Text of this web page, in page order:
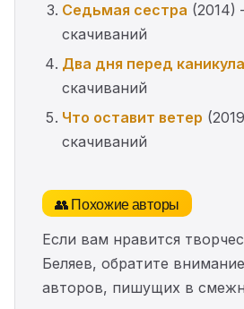
Седьмая сестра (2014)
скачиваний
Два дня перед
скачиваний
Что оставит ветер
скачиваний
👥 Похожие авторы
Если вам нравится
Беляев, обратите
авторов, пишущих в